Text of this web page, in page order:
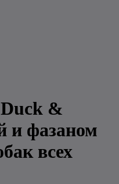
&
и фазаном
всех